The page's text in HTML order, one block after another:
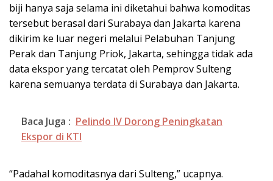
biji hanya saja selama ini diketahui bahwa komoditas
tersebut berasal dari Surabaya dan Jakarta karena
dikirim ke luar negeri melalui Pelabuhan Tanjung
Perak dan Tanjung Priok, Jakarta, sehingga tidak ada
data ekspor yang tercatat oleh Pemprov Sulteng
karena semuanya terdata di Surabaya dan Jakarta.
Baca Juga : Pelindo IV Dorong Peningkatan
Ekspor di KTI
“Padahal komoditasnya dari Sulteng,” ucapnya.